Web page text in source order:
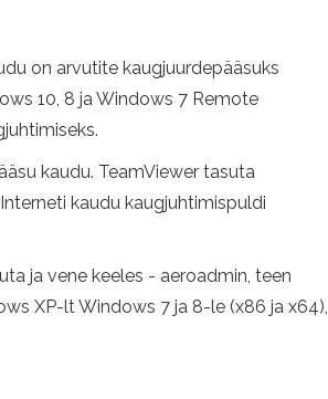
on arvutite kaugjuurdepääsuks
10, 8 ja Windows 7 Remote
kaudu. TeamViewer tasuta
kaudu kaugjuhtimispuldi
ja vene keeles - aeroadmin, teen
XP-lt Windows 7 ja 8-le (x86 ja x64),